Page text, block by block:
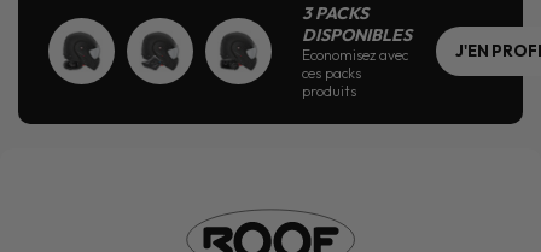
3 PACKS
DISPONIBLES
Economisez avec
ces packs
produits
J'EN